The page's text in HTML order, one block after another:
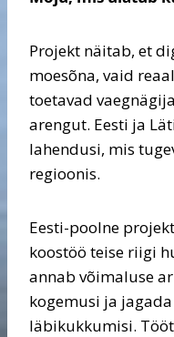
Projekt näitab, et
moesõna, vaid
toetavad
arengut. Eesti ja
lahendusi, mis
regioonis.
Eesti-poolne
koostöö teise riigi
annab võimaluse
kogemusi ja
läbikukkumisi.